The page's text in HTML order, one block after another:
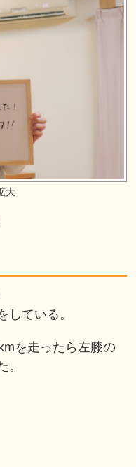
している。
を走ったら左膝の
。